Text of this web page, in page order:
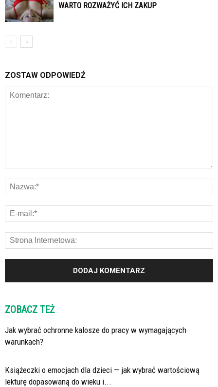
WARTO ROZWAŻYĆ ICH ZAKUP
ZOSTAW ODPOWIEDŹ
ZOBACZ TEŻ
Jak wybrać ochronne kalosze do pracy w wymagających
warunkach?
Książeczki o emocjach dla dzieci — jak wybrać wartościową
lekturę dopasowaną do wieku i...